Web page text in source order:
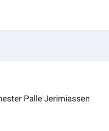
Palle Jerimiassen